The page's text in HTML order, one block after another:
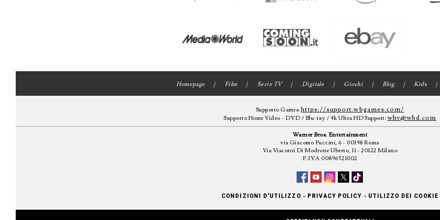
Homepage Film Serie TV Digitale Giochi Blog Kids
Supporto Games:https://support.wbgames.com/
Supporto Home Video - DVD / Blu-ray / 4k Ultra HD Support:whv@wbd.com
Warner Bros. Entertainment
via Giacomo Puccini, 6 - 00198 Roma
Via Visconti Di Modrone Uberto, 11 - 20122 Milano
P.IVA 00896521002
CONDIZIONI D'UTILIZZO - PRIVACY POLICY - UTILIZZO DEI COOKIE